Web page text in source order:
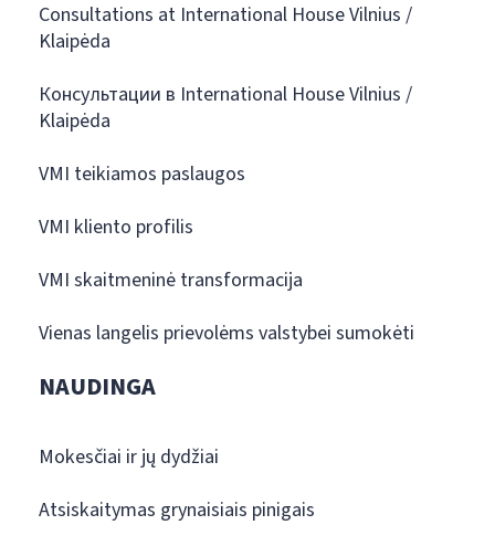
Consultations at International House Vilnius /
Klaipėda
Консультации в International House Vilnius /
Klaipėda
VMI teikiamos paslaugos
VMI kliento profilis
VMI skaitmeninė transformacija
Vienas langelis prievolėms valstybei sumokėti
NAUDINGA
Mokesčiai ir jų dydžiai
Atsiskaitymas grynaisiais pinigais